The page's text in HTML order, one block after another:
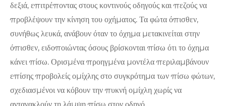
δεξιά, επιτρέποντας στους κοντινούς οδηγούς και πεζούς να
προβλέψουν την κίνηση του οχήματος. Τα φώτα όπισθεν,
συνήθως λευκά, ανάβουν όταν το όχημα μετακινείται στην
όπισθεν, ειδοποιώντας όσους βρίσκονται πίσω ότι το όχημα
κάνει πίσω. Ορισμένα προηγμένα μοντέλα περιλαμβάνουν
επίσης προβολείς ομίχλης στο συγκρότημα των πίσω φώτων,
σχεδιασμένοι να κόβουν την πυκνή ομίχλη χωρίς να